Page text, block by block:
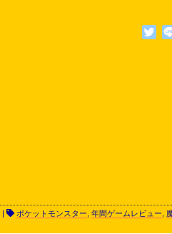
ポケットモンスター 年間ゲームレビュー